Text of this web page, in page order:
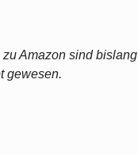
Amazon sind bislang
gewesen.